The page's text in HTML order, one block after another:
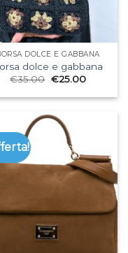
DOLCE E GABBANA
dolce e gabbana
€35.00 €25.00